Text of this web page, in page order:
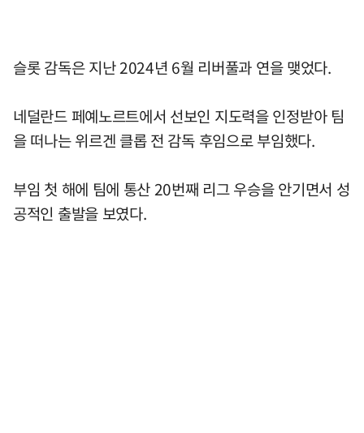
슬롯 감독은 지난 2024년 6월 리버풀과 연을 맺었다.
네덜란드 페예노르트에서 선보인 지도력을 인정받아 팀
을 떠나는 위르겐 클롭 전 감독 후임으로 부임했다.
부임 첫 해에 팀에 통산 20번째 리그 우승을 안기면서 성
공적인 출발을 보였다.